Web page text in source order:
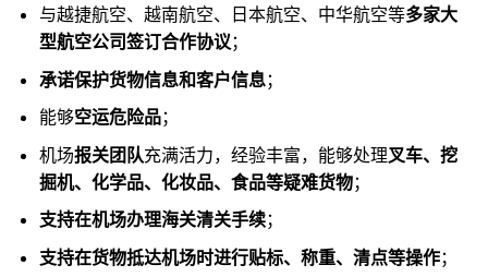
与越捷航空、越南航空、日本航空、中华航空等多家大
型航空公司签订合作协议；
承诺保护货物信息和客户信息；
能够空运危险品；
机场报关团队充满活力，经验丰富，能够处理叉车、挖
掘机、化学品、化妆品、食品等疑难货物；
支持在机场办理海关清关手续；
支持在货物抵达机场时进行贴标、称重、清点等操作；